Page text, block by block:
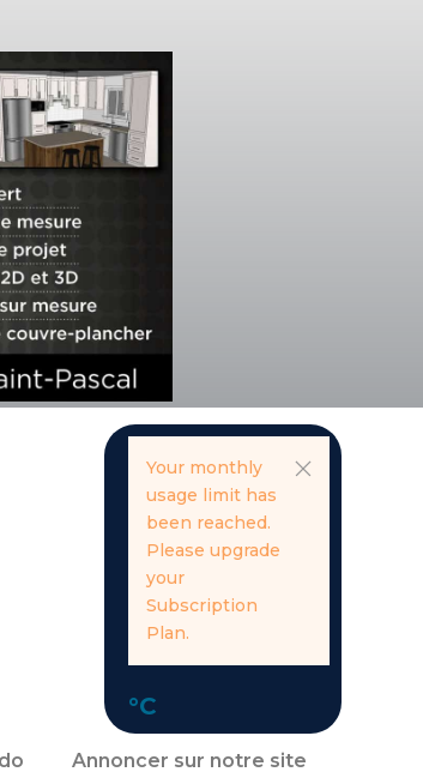
Your monthly
usage limit has
been reached.
Please upgrade
your
Subscription
Plan.
°C
Annoncer sur notre site